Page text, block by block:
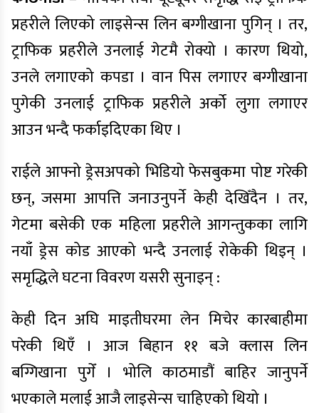
प्रहरीले लिएको लाइसेन्स लिन बग्गीखाना पुगिन् । तर,
ट्राफिक प्रहरीले उनलाई गेटमै रोक्यो । कारण थियो,
उनले लगाएको कपडा । वान पिस लगाएर बग्गीखाना
पुगेकी उनलाई ट्राफिक प्रहरीले अर्को लुगा लगाएर
आउन भन्दै फर्काइदिएका थिए ।
राईले आफ्नो ड्रेसअपको भिडियो फेसबुकमा पोष्ट गरेकी
छन्, जसमा आपत्ति जनाउनुपर्ने केही देखिँदैन । तर,
गेटमा बसेकी एक महिला प्रहरीले आगन्तुकका लागि
नयाँ ड्रेस कोड आएको भन्दै उनलाई रोकेकी थिइन् ।
समृद्धिले घटना विवरण यसरी सुनाइन् :
केही दिन अघि माइतीघरमा लेन मिचेर कारबाहीमा
परेकी थिएँ । आज बिहान ११ बजे क्लास लिन
बग्गिखाना पुगेँ । भोलि काठमाडौं बाहिर जानुपर्ने
भएकाले मलाई आजै लाइसेन्स चाहिएको थियो ।